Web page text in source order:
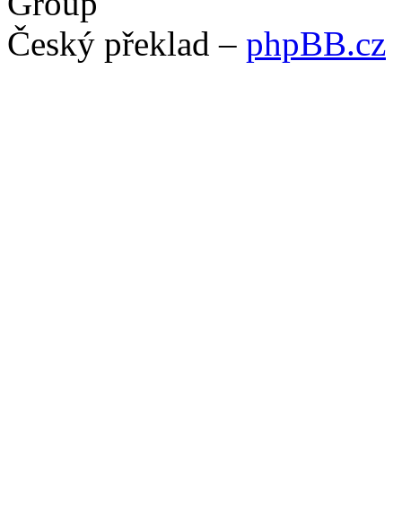
Český překlad – phpBB.cz